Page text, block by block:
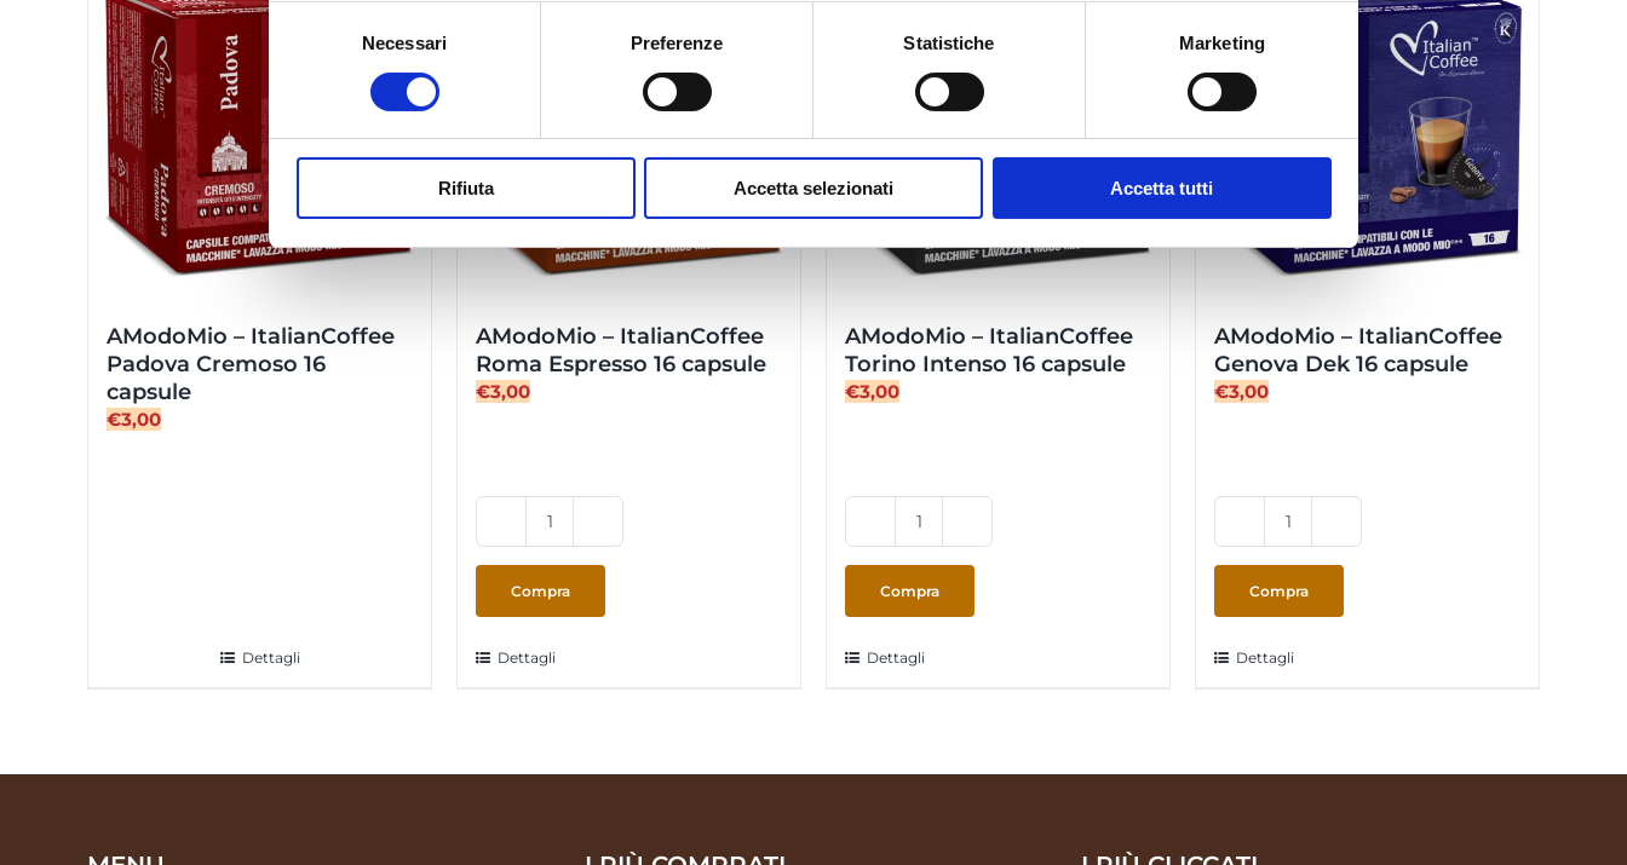
Selezione
Necessari Preferenze Statistiche Marketing
Rifiuta Accetta selezionati Accetta tutti
AModoMio – ItalianCoffee
Padova Cremoso 16
capsule
€3,00
Dettagli
AModoMio – ItalianCoffee
Roma Espresso 16 capsule
€3,00
AModoMio
ItalianCoffee
Roma
16
Compra
Dettagli
AModoMio – ItalianCoffee
Torino Intenso 16 capsule
€3,00
AModoMio
ItalianCoffee
Torino
16
Compra
Dettagli
AModoMio – ItalianCoffee
Genova Dek 16 capsule
€3,00
AModoMio
ItalianCoffee
Genova
16
Compra
Dettagli